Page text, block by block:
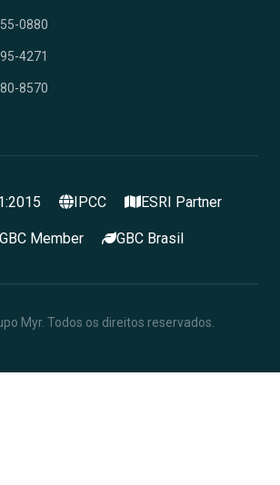
0880
4271
8570
IPCC ESRI Partner
Member GBC Brasil
Myr. Todos os direitos reservados.